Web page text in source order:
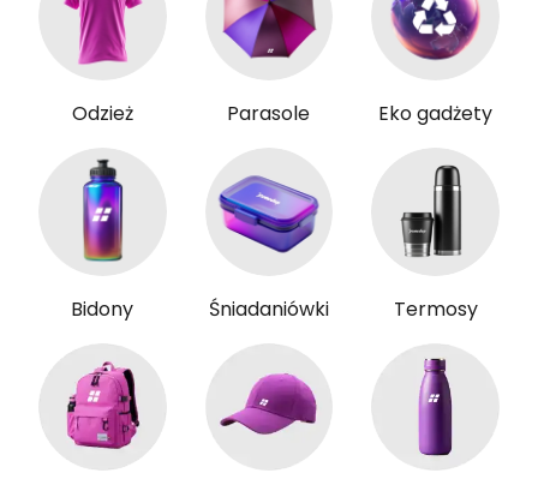
Odzież Parasole Eko gadżety
Bidony Śniadaniówki Termosy